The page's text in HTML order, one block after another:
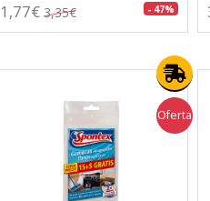
1,77€ 3,35€ - 47%
Oferta